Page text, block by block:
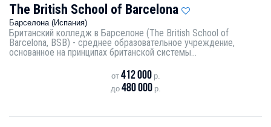
The British School of Barcelona
Барселона (Испания)
Британский колледж в Барселоне (The British School of
Barcelona, BSB) - среднее образовательное учреждение,
основанное на принципах британской системы...
от412 000 р.
до480 000 р.